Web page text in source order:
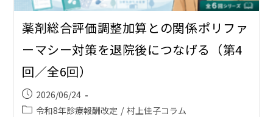
薬剤総合評価調整加算との関係――ポリファ
ーマシー対策を退院後につなげる（第4
回／全6回）
2026/06/24
令和8年診療報酬改定 / 村上佳子コラム